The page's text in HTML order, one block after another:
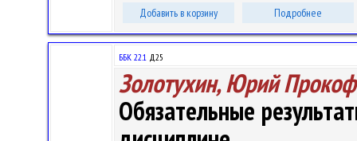
Добавить в корзину Подробнее
ББК 22.1 Д25
Золотухин, Юрий
Обязательные